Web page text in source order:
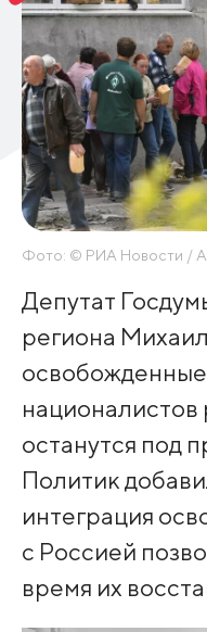
Фото: © РИА Новости /
Депутат
региона
останутся под
Политик
интеграция
с Россией
время их